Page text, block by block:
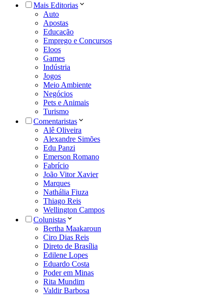
Mais Editorias
Auto
Apostas
Educação
Emprego e Concursos
Eloos
Games
Indústria
Jogos
Meio Ambiente
Negócios
Pets e Animais
Turismo
Comentaristas
Alê Oliveira
Alexandre Simões
Edu Panzi
Emerson Romano
Fabrício
João Vitor Xavier
Marques
Nathália Fiuza
Thiago Reis
Wellington Campos
Colunistas
Bertha Maakaroun
Ciro Dias Reis
Direto de Brasília
Edilene Lopes
Eduardo Costa
Poder em Minas
Rita Mundim
Valdir Barbosa